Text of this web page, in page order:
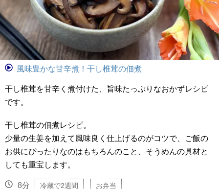
風味豊かな甘辛煮！干し椎茸の佃煮
干し椎茸を甘辛く煮付けた、旨味たっぷりなおかずレシピ
です。
干し椎茸の佃煮レシピ。
少量の生姜を加えて風味良く仕上げるのがコツで、ご飯の
お供にぴったりなのはもちろんのこと、そうめんの具材と
しても重宝します。
8分 冷蔵で2週間 お弁当